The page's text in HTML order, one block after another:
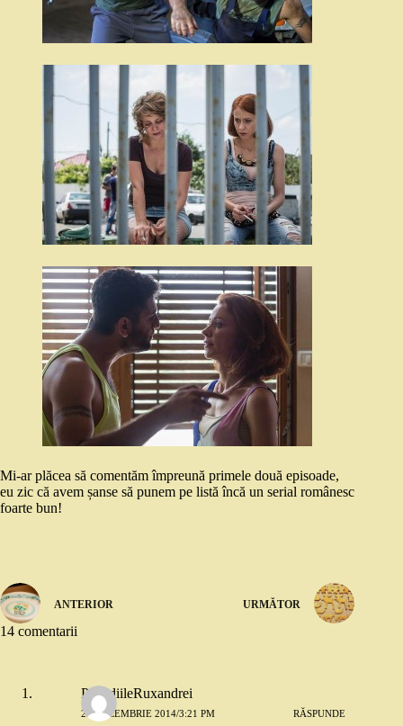
Mi-ar plăcea să comentăm împreună primele două episoade,
eu zic că avem șanse să punem pe listă încă un serial românesc
foarte bun!
ANTERIOR URMĂTOR
14 comentarii
PapadiileRuxandrei
23 DECEMBRIE 2014/3:21 PM RĂSPUNDE